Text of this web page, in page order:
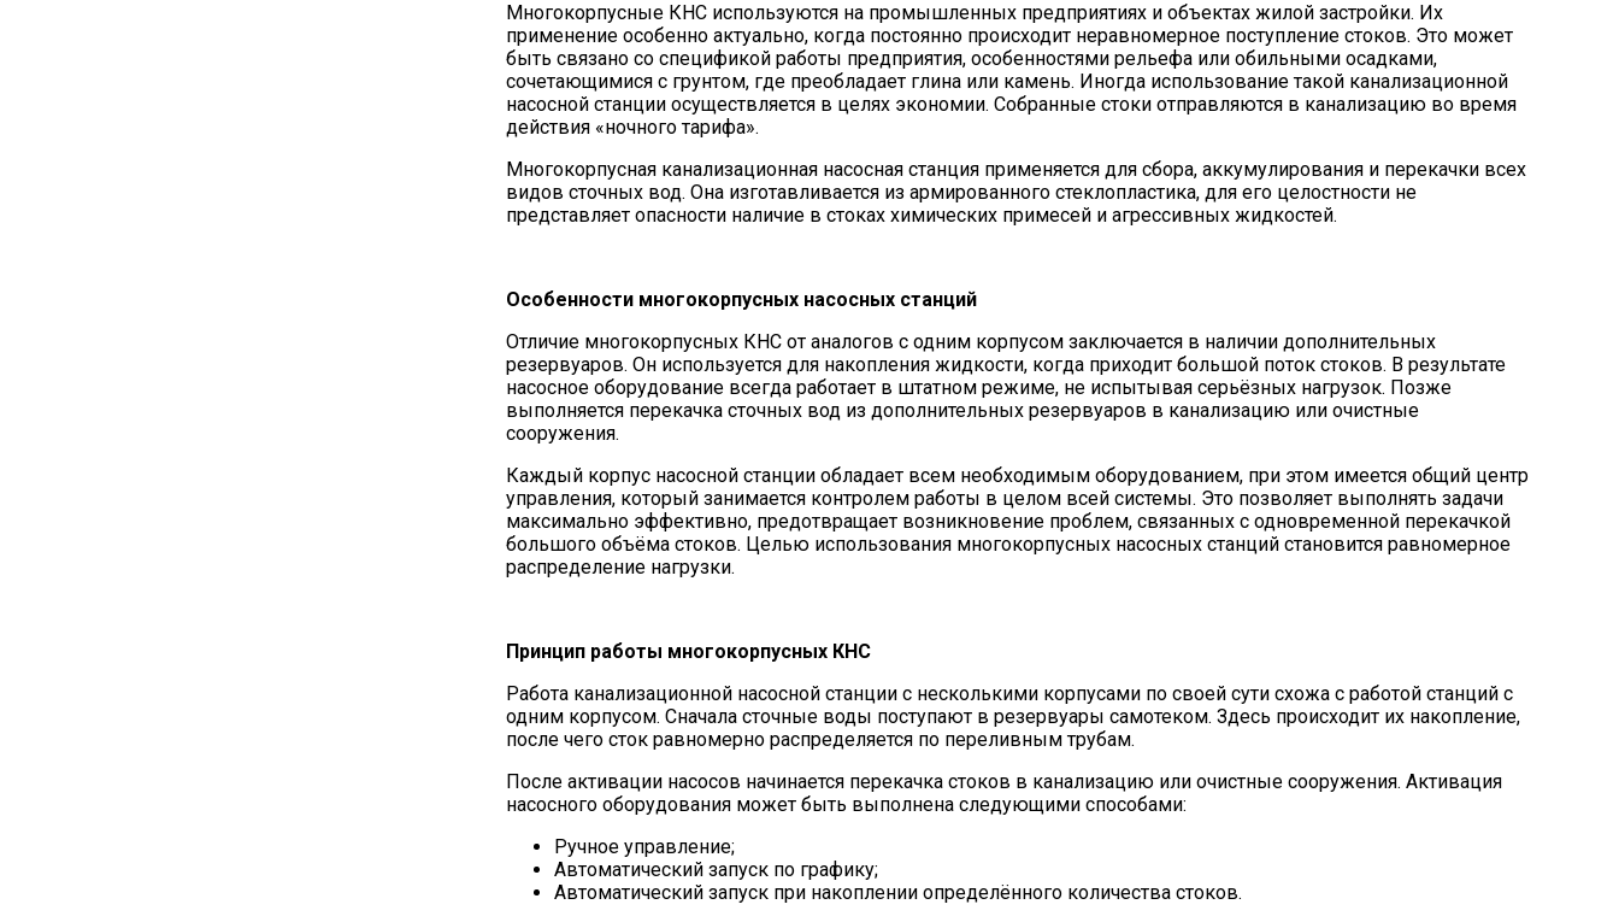
Многокорпусные КНС используются на промышленных предприятиях и объектах жилой застройки. Их
применение особенно актуально, когда постоянно происходит неравномерное поступление стоков. Это может
быть связано со спецификой работы предприятия, особенностями рельефа или обильными осадками,
сочетающимися с грунтом, где преобладает глина или камень. Иногда использование такой канализационной
насосной станции осуществляется в целях экономии. Собранные стоки отправляются в канализацию во время
действия «ночного тарифа».
Многокорпусная канализационная насосная станция применяется для сбора, аккумулирования и перекачки всех
видов сточных вод. Она изготавливается из армированного стеклопластика, для его целостности не
представляет опасности наличие в стоках химических примесей и агрессивных жидкостей.
Особенности многокорпусных насосных станций
Отличие многокорпусных КНС от аналогов с одним корпусом заключается в наличии дополнительных
резервуаров. Он используется для накопления жидкости, когда приходит большой поток стоков. В результате
насосное оборудование всегда работает в штатном режиме, не испытывая серьёзных нагрузок. Позже
выполняется перекачка сточных вод из дополнительных резервуаров в канализацию или очистные
сооружения.
Каждый корпус насосной станции обладает всем необходимым оборудованием, при этом имеется общий центр
управления, который занимается контролем работы в целом всей системы. Это позволяет выполнять задачи
максимально эффективно, предотвращает возникновение проблем, связанных с одновременной перекачкой
большого объёма стоков. Целью использования многокорпусных насосных станций становится равномерное
распределение нагрузки.
Принцип работы многокорпусных КНС
Работа канализационной насосной станции с несколькими корпусами по своей сути схожа с работой станций с
одним корпусом. Сначала сточные воды поступают в резервуары самотеком. Здесь происходит их накопление,
после чего сток равномерно распределяется по переливным трубам.
После активации насосов начинается перекачка стоков в канализацию или очистные сооружения. Активация
насосного оборудования может быть выполнена следующими способами:
Ручное управление;
Автоматический запуск по графику;
Автоматический запуск при накоплении определённого количества стоков.